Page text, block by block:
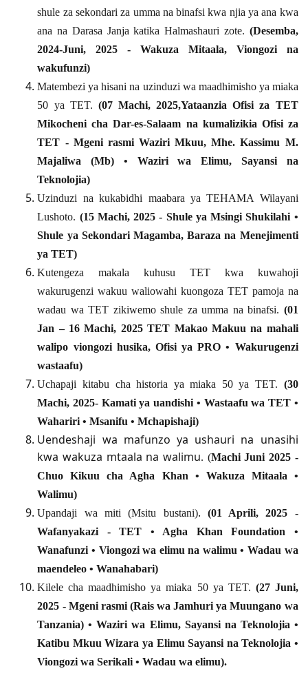
shule za sekondari za umma na binafsi kwa njia ya ana kwa
ana na Darasa Janjakatika Halmashauri zote. (Desemba,
2024-Juni, 2025 - Wakuza Mitaala, Viongozi na
wakufunzi)
Matembezi ya hisani na uzinduzi wa maadhimisho ya miaka
50 ya TET. (07 Machi, 2025,YataanziaOfisi za TET
Mikochenicha Dar-es-Salaam na kumalizikia Ofisi za
TET - Mgeni rasmiWaziri Mkuu, Mhe. Kassimu M.
Majaliwa (Mb) • Waziri wa Elimu, Sayansi na
Teknolojia)
Uzinduzi na kukabidhi maabara ya TEHAMA Wilayani
Lushoto. (15 Machi, 2025 - Shule ya Msingi Shukilahi •
Shule ya Sekondari Magamba,Baraza na Menejimenti
ya TET)
Kutengeza makala kuhusu TET kwa kuwahoji
wakurugenzi wakuu waliowahi kuongoza TET pamoja na
wadau wa TET zikiwemo shule za umma na binafsi. (01
Jan – 16 Machi, 2025 TET Makao Makuu na mahali
walipo viongozi husika, Ofisi ya PRO • Wakurugenzi
wastaafu)
Uchapaji kitabu cha historia ya miaka 50 ya TET. (30
Machi, 2025- Kamati ya uandishi • Wastaafu wa TET •
Wahariri • Msanifu • Mchapishaji)
Uendeshaji wa mafunzo ya ushauri na unasihi
kwa wakuza mtaala na walimu. (Machi Juni 2025-
Chuo Kikuu cha Agha Khan • Wakuza Mitaala •
Walimu)
Upandaji wa miti (Msitu bustani). (01 Aprili, 2025 -
Wafanyakazi - TET • Agha Khan Foundation •
Wanafunzi • Viongozi wa elimu na walimu • Wadau wa
maendeleo • Wanahabari)
Kilele cha maadhimisho ya miaka 50 ya TET. (27 Juni,
2025 - Mgeni rasmi (Rais wa Jamhuri ya Muungano wa
Tanzania) • Waziri wa Elimu, Sayansi na Teknolojia •
Katibu Mkuu Wizara ya Elimu Sayansi na Teknolojia •
Viongozi wa Serikali • Wadau wa elimu).